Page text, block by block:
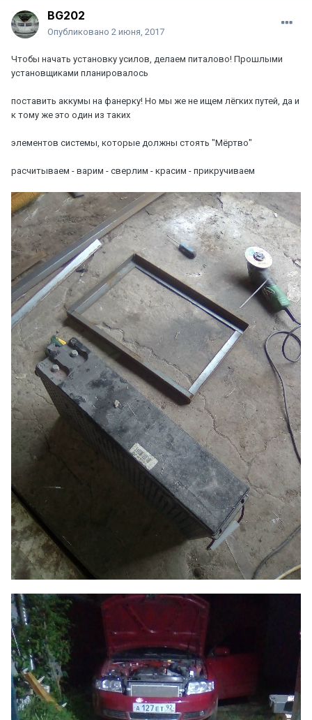
BG202
Опубликовано 2 июня, 2017
Чтобы начать установку усилов, делаем питалово! Прошлыми
установщиками планировалось
поставить аккумы на фанерку! Но мы же не ищем лёгких путей, да и
к тому же это один из таких
элементов системы, которые должны стоять "Мёртво"
расчитываем - варим - сверлим - красим - прикручиваем